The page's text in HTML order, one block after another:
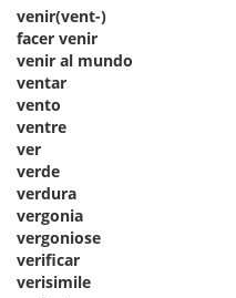
venir(vent-)
facer venir
venir al mundo
ventar
vento
ventre
ver
verde
verdura
vergonia
vergoniose
verificar
verisimile